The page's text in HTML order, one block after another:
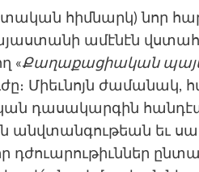
հիմնարկ) նոր
ամէնէն
«Քաղաքացիական
Միեւնոյն ժամանակ,
դասակարգին
անվտանգութեան եւ